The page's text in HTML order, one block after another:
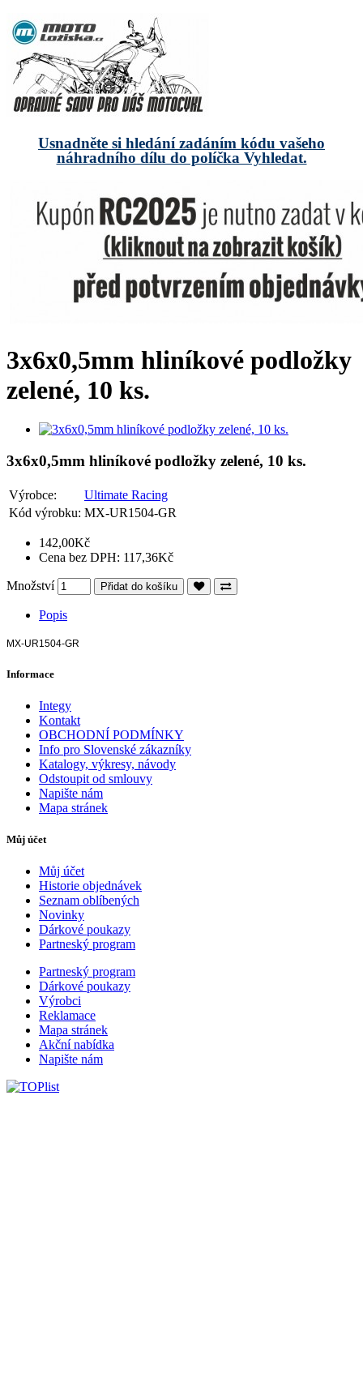
Usnadněte si hledání zadáním kódu vašeho
náhradního dílu do políčka Vyhledat.
3x6x0,5mm hliníkové podložky
zelené, 10 ks.
3x6x0,5mm hliníkové podložky zelené, 10 ks.
Výrobce:
Ultimate Racing
Kód výrobku: MX-UR1504-GR
142,00Kč
Cena bez DPH: 117,36Kč
Množství Přidat do košíku
Popis
MX-UR1504-GR
Informace
Integy
Kontakt
OBCHODNÍ PODMÍNKY
Info pro Slovenské zákazníky
Katalogy, výkresy, návody
Odstoupit od smlouvy
Napište nám
Mapa stránek
Můj účet
Můj účet
Historie objednávek
Seznam oblíbených
Novinky
Dárkové poukazy
Partneský program
Partneský program
Dárkové poukazy
Výrobci
Reklamace
Mapa stránek
Akční nabídka
Napište nám